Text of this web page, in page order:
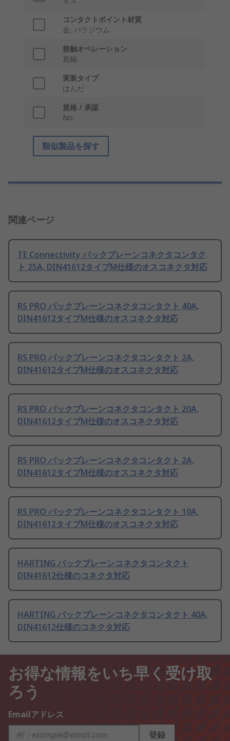
コンタクトポイント材質
金, パラジウム
接触オペレーション
真鍮
実装タイプ
はんだ
規格 / 承認
No
類似製品を探す
関連ページ
TE Connectivity バックプレーンコネクタコンタク
ト 25A, DIN41612タイプM仕様のオスコネクタ対応
RS PRO バックプレーンコネクタコンタクト 40A,
DIN41612タイプM仕様のオスコネクタ対応
RS PRO バックプレーンコネクタコンタクト 2A,
DIN41612タイプM仕様のオスコネクタ対応
RS PRO バックプレーンコネクタコンタクト 20A,
DIN41612タイプM仕様のオスコネクタ対応
RS PRO バックプレーンコネクタコンタクト 2A,
DIN41612タイプM仕様のオスコネクタ対応
RS PRO バックプレーンコネクタコンタクト 10A,
DIN41612タイプM仕様のオスコネクタ対応
HARTING バックプレーンコネクタコンタクト
DIN41612仕様のコネクタ対応
HARTING バックプレーンコネクタコンタクト 40A,
DIN41612仕様のコネクタ対応
お得な情報をいち早く受け取
ろう
Emailアドレス
登録